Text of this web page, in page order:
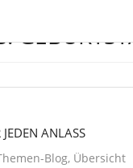
ANLASS
Blog, Übersicht